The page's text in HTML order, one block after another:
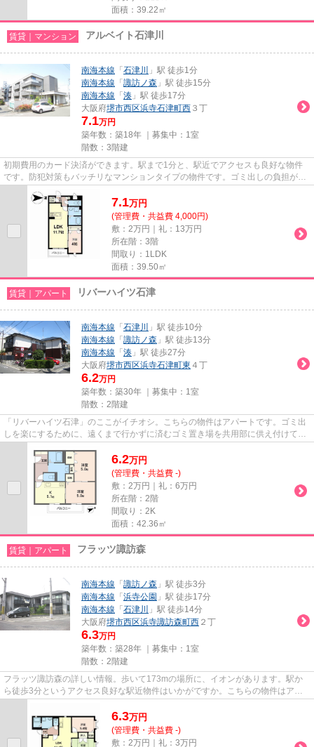
面積：39.22㎡
賃貸｜マンション アルベイト石津川
南海本線 「 石津川
」駅 徒歩1分
南海本線 「 諏訪ノ森 」駅 徒歩15分
南海本線 「 湊 」駅 徒歩17分
大阪府堺市西区浜寺石津町西 ３丁
7.1万円
築年数：築18年 ｜募集中： 1室
階数：3階建
初期費用のカード決済ができます。駅まで1分と、駅近でアクセスも良好な物件
です。防犯対策もバッチリなマンションタイプの物件です。ゴミ出しの負担が軽
減できる敷地内ごみ置き場付き...
7.1万円
(管理費・共益費 4,000円)
敷：2万円｜礼：13万円
所在階：3階
間取り：1LDK
面積：39.50㎡
賃貸｜アパート リバーハイツ石津
南海本線 「 石津川
」駅 徒歩10分
南海本線 「 諏訪ノ森 」駅 徒歩13分
南海本線 「 湊 」駅 徒歩27分
大阪府堺市西区浜寺石津町東 ４丁
6.2万円
築年数：築30年 ｜募集中： 1室
階数：2階建
「リバーハイツ石津」のここがイチオシ。こちらの物件はアパートです。ゴミ出
しを楽にするために、遠くまで行かずに済むゴミ置き場を共用部に供え付けてお
6.2万円
(管理費・共益費 -)
敷：2万円｜礼：6万円
所在階：2階
間取り：2K
面積：42.36㎡
賃貸｜アパート フラッツ諏訪森
南海本線 「 諏訪ノ森 」駅 徒歩3分
南海本線 「 浜寺公園 」駅 徒歩17分
南海本線 「 石津川
」駅 徒歩14分
大阪府堺市西区浜寺諏訪森町西 ２丁
6.3万円
築年数：築28年 ｜募集中： 1室
階数：2階建
フラッツ諏訪森の詳しい情報。歩いて173mの場所に、イオンがあります。駅か
ら徒歩3分というアクセス良好な駅近物件はいかがですか。こちらの物件はアパ
6.3万円
(管理費・共益費 -)
敷：2万円｜礼：3万円